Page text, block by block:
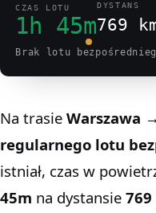
CZAS LOTU
1h 45m
DYSTANS
769
Brak lotu
Na trasie Warszawa
regularnego lotu
istniał, czas w
45m na dystansie